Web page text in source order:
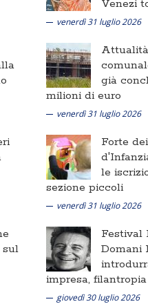
Venezi
venerdì 31 luglio 2026
già
milioni di euro
venerdì 31 luglio 2026
Forte
le
sezione piccoli
venerdì 31 luglio 2026
sul
Festival
Domani
impresa,
giovedì 30 luglio 2026